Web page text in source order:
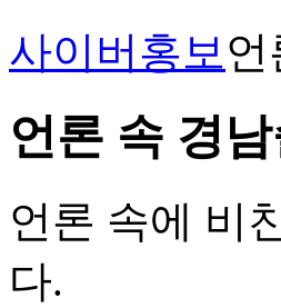
사이버홍보언
언론 속 경
언론 속에 비
다.